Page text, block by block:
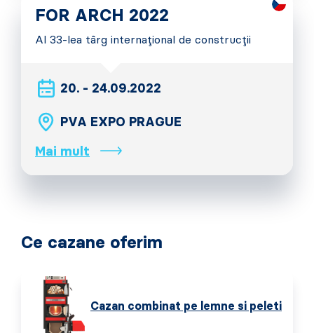
FOR ARCH 2022
Al 33-lea târg internațional de construcții
20. - 24.09.2022
PVA EXPO PRAGUE
Mai mult
Ce cazane oferim
Cazan combinat pe lemne si peleti